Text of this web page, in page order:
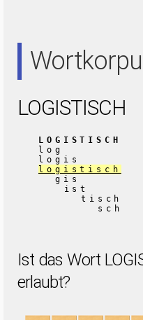
LOGISTISCH
LOGISTISCH
log
logis
logistisch
gis
ist
tisch
sch
Ist das Wort
erlaubt?